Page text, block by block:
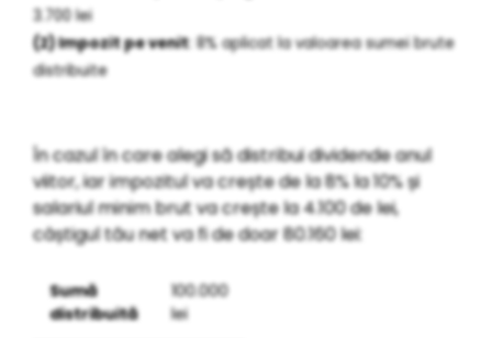
3.700 lei
(2) Impozit pe venit: 8% aplicat la valoarea sumei brute
distribuite
În cazul în care alegi să distribui dividende anul
viitor, iar impozitul va crește de la 8% la 10% și
salariul minim brut va crește la 4.100 de lei,
câștigul tău net va fi de doar 80.160 lei:
Sumă
distribuită
100.000
lei